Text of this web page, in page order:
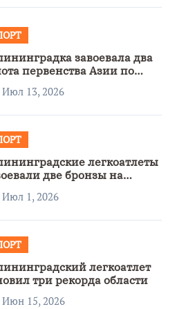
завоевала два
первенства Азии по
ножа
Июл 13, 2026
легкоатлеты
две бронзы на
России
Июл 1, 2026
легкоатлет
три рекорда области
Июн 15, 2026